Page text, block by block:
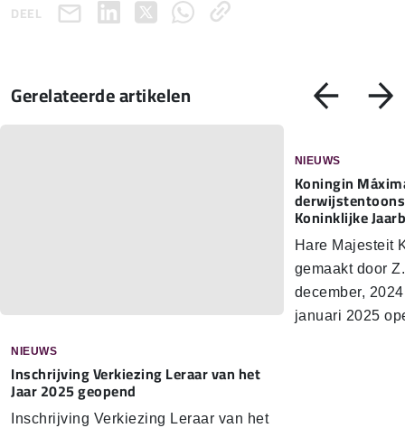
DEEL
Gerelateerde artikelen
NIEUWS
In­schrij­ving Verkiezing Leraar van het
Jaar 2025 geopend
In­schrij­ving Verkiezing Leraar van het
NIEUWS
Koningin
Koninklijke
Hare Majesteit
gemaakt door
december,
januari 2025